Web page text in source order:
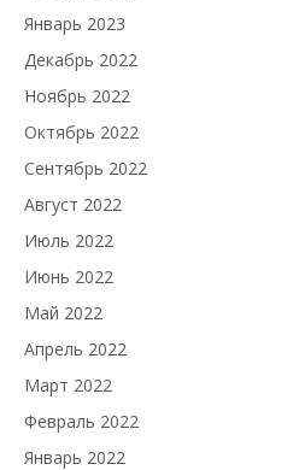
Январь 2023
Декабрь 2022
Ноябрь 2022
Октябрь 2022
Сентябрь 2022
Август 2022
Июль 2022
Июнь 2022
Май 2022
Апрель 2022
Март 2022
Февраль 2022
Январь 2022